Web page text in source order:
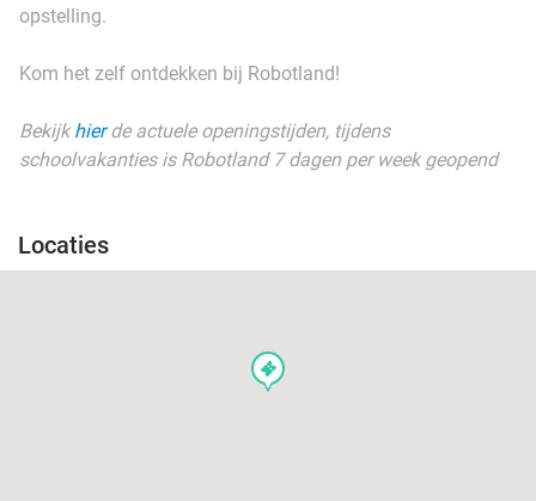
opstelling.
Kom het zelf ontdekken bij Robotland!
Bekijkhierde actuele openingstijden, tijdens
schoolvakanties is Robotland 7 dagen per week geopend
Locaties
events